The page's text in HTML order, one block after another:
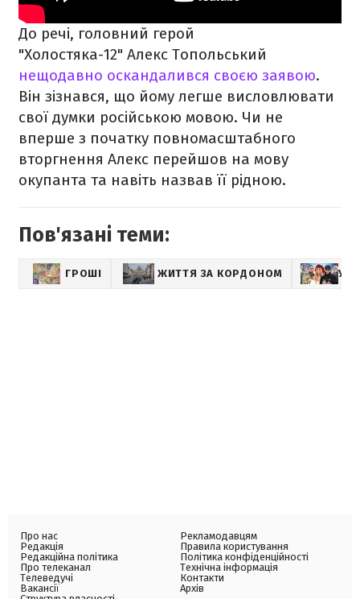
До речі, головний герой
"Холостяка-12" Алекс Топольський
нещодавно оскандалився своєю заявою.
Він зізнався, що йому легше висловлювати
свої думки російською мовою. Чи не
вперше з початку повномасштабного
вторгнення Алекс перейшов на мову
окупанта та навіть назвав її рідною.
Пов'язані теми:
ГРОШІ ЖИТТЯ ЗА КОРДОНОМ
Про нас
Редакція
Редакційна політика
Про телеканал
Телеведучі
Вакансії
Рекламодавцям
Правила користування
Політика конфіденційності
Технічна інформація
Контакти
Архів